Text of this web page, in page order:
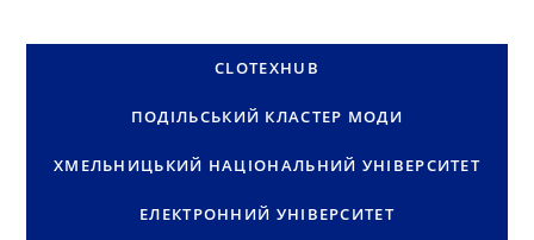
CLOTEXHUB
ПОДІЛЬСЬКИЙ КЛАСТЕР МОДИ
ХМЕЛЬНИЦЬКИЙ НАЦІОНАЛЬНИЙ УНІВЕРСИТЕТ
ЕЛЕКТРОННИЙ УНІВЕРСИТЕТ